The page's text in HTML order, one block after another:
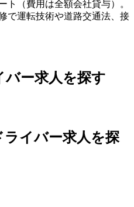
ト（費用は全額会社貸与）。
で運転技術や道路交通法、接
バー求人を探す
イバー求人を探